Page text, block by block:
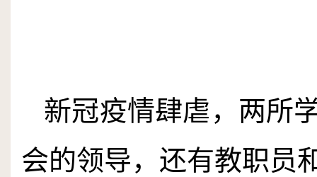
新冠疫情肆虐，两所
会的领导，还有教职员